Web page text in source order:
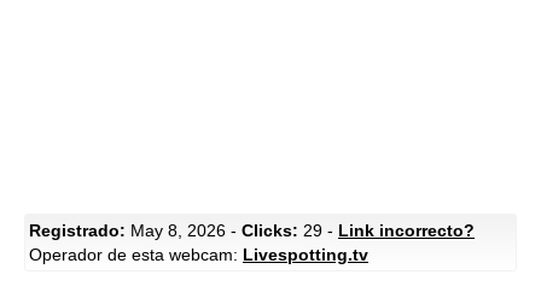
Registrado: May 8, 2026 - Clicks: 29 - Link incorrecto?
Operador de esta webcam: Livespotting.tv